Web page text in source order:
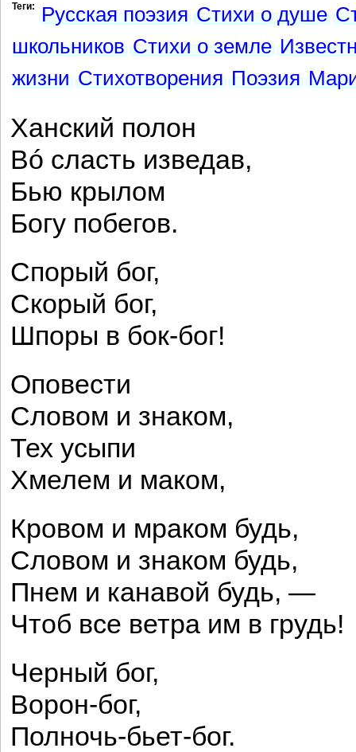
Теги: Русская поэзия Стихи о душе
школьников Стихи о земле
жизни Стихотворения Поэзия
Ханский полон
Вó сласть изведав,
Бью крылом
Богу побегов.
Спорый бог,
Скорый бог,
Шпоры в бок-бог!
Оповести
Словом и знаком,
Тех усыпи
Хмелем и маком,
Кровом и мраком будь,
Словом и знаком будь,
Пнем и канавой будь, —
Чтоб все ветра им в грудь!
Черный бог,
Ворон-бог,
Полночь-бьет-бог.